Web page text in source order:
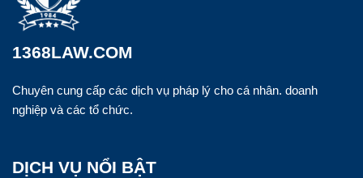
1368LAW.COM
Chuyên cung cấp các dịch vụ pháp lý cho cá nhân. doanh
nghiệp và các tổ chức.
DỊCH VỤ NỔI BẬT